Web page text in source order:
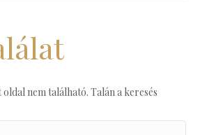
nem található. Talán a keresés